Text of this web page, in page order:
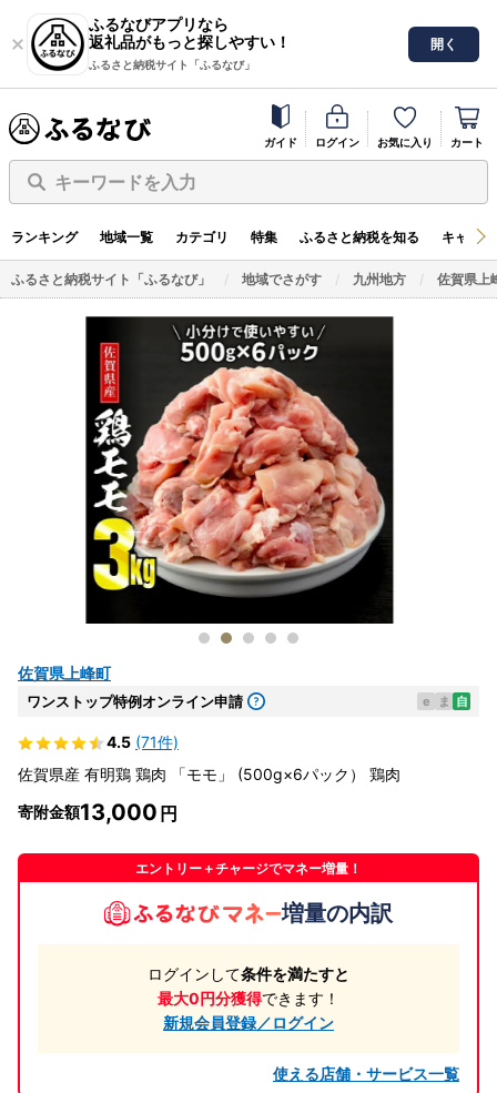
ふるなびアプリなら
返礼品がもっと探しやすい！
ふるさと納税サイト「ふるなび」
開く
ガイド ログイン お気に入り カート
キーワードを入力
ランキング 地域一覧 カテゴリ 特集 ふるさと納税を知る キャン
ふるさと納税サイト「ふるなび」 地域でさがす 九州地方 佐賀県上
佐賀県上峰町
ワンストップ特例オンライン申請 e ま 自
4.5 (71件)
佐賀県産 有明鶏 鶏肉 「モモ」 (500g×6パック） 鶏肉
寄附金額13,000
エントリー＋チャージでマネー増量！
増量の内訳
ログインして条件を満たすと
最大0円分獲得できます！
新規会員登録／ログイン
使える店舗・サービス一覧